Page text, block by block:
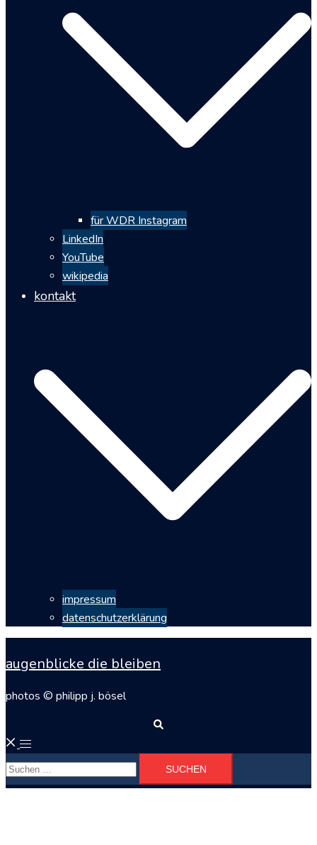
für WDR Instagram
LinkedIn
YouTube
wikipedia
kontakt
impressum
datenschutzerklärung
augenblicke die bleiben
photos © philipp j. bösel
Menü
umschalten
Suchen
nach: